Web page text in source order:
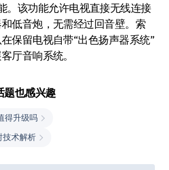
。该功能允许电视直接无线连接
低音炮，无需经过回音壁。索
保留电视自带“出色扬声器系统”
厅音响系统。
题也感兴趣
得升级吗
技术解析